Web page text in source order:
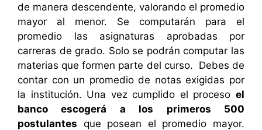
de manera descendente, valorando el promedio
mayor al menor. Se computarán para el
promedio las asignaturas aprobadas por
carreras de grado. Solo se podrán computar las
materias que formen parte del curso. Debes de
contar con un promedio de notas exigidas por
la institución. Una vez cumplido el proceso el
banco escogerá a los primeros 500
postulantes que posean el promedio mayor.